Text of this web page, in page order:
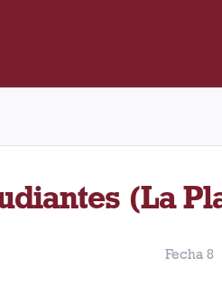
(La Plata) disputado el
(La
Fecha 8